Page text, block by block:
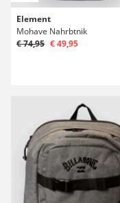
Element
Mohave Nahrbtnik
€ 74,95 € 49,95